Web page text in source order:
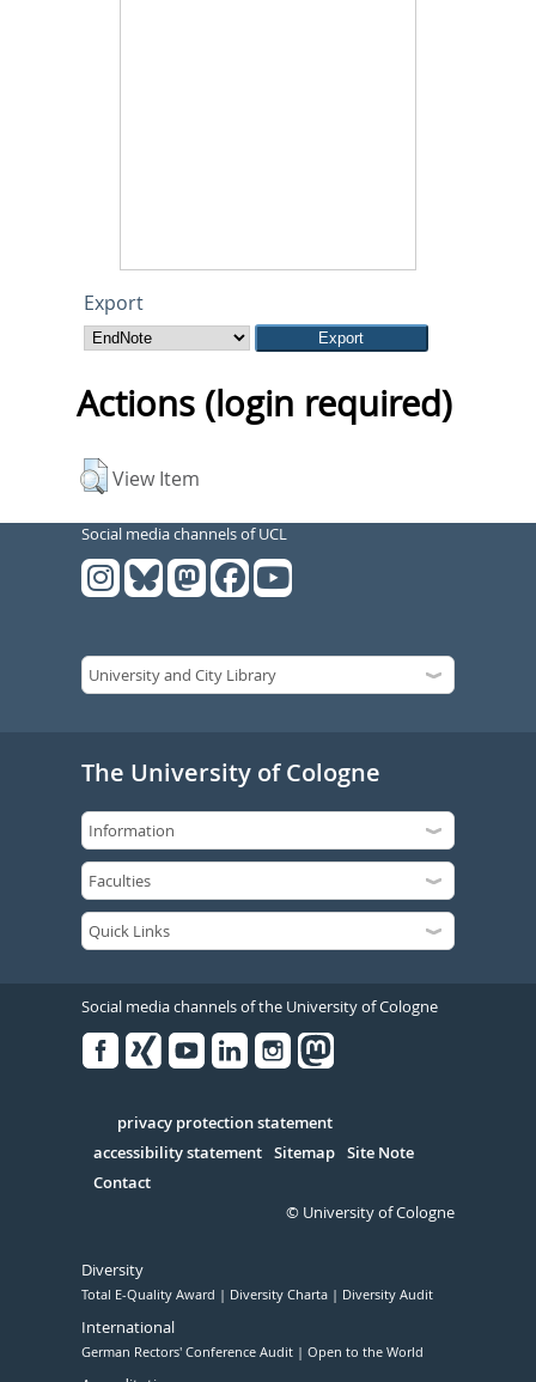
Export
Actions (login required)
View Item
Social media channels of UCL
The University of Cologne
Social media channels of the University of Cologne
Serivce
privacy protection statement
accessibility statement Sitemap Site Note
Contact
© University of Cologne
Diversity
Total E-Quality Award Diversity Charta Diversity Audit
International
German Rectors' Conference Audit Open to the World